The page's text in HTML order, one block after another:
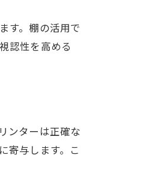
す。棚の活用で
認性を高める
ンターは正確な
寄与します。こ